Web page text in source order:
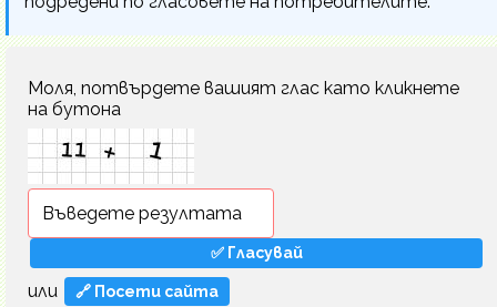
Моля, потвърдете вашият глас като кликнете
на бутона
или 🔗 Посети сайта